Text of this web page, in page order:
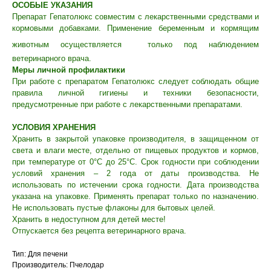
ОСОБЫЕ УКАЗАНИЯ
Препарат Гепатолюкс совместим с лекарственными средствами и
кормовыми добавками. Применение беременным и кормящим
животным осуществляется
только под наблюдением
ветеринарного врача.
Меры личной профилактики
При работе с препаратом Гепатолюкс следует соблюдать общие
правила личной гигиены и техники безопасности,
предусмотренные при работе с лекарственными препаратами.
УСЛОВИЯ ХРАНЕНИЯ
Хранить в закрытой упаковке производителя, в защищенном от
света и влаги месте, отдельно от пищевых продуктов и кормов,
при температуре от 0°С до 25°С. Срок годности при соблюдении
условий хранения – 2 года от даты производства. Не
использовать по истечении срока годности. Дата производства
указана на упаковке. Применять препарат только по назначению.
Не использовать пустые флаконы для бытовых целей.
Хранить в недоступном для детей месте!
Отпускается без рецепта ветеринарного врача.
Тип: Для печени
Производитель: Пчелодар